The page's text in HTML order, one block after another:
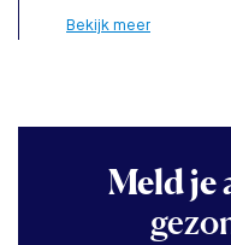
Bekijk meer
Meld je